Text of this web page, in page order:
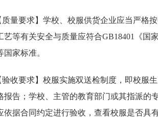
量要求】学校、校服供货企业应当严格
艺等有关安全与质量应符合GB18401《国
家标准。
收要求】校服实施双送检制度，即校服
报告；学校、主管的教育部门或其指派的
依据合同约定进行验收，查看校服是否具